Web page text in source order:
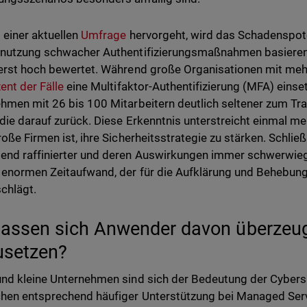
einer aktuellen Umfrage hervorgeht, wird das
schwacher Authentifizierungsmaßnahmen
hoch bewertet. Während große Organisationen mit
der Fälle eine Multifaktor-Authentifizierung (MFA)
mit 26 bis 100 Mitarbeitern deutlich seltener zum
darauf zurück. Diese Erkenntnis unterstreicht einmal
Firmen ist, ihre Sicherheitsstrategie zu stärken.
raffinierter und deren Auswirkungen immer
Zeitaufwand, der für die Aufklärung und
sich Anwender davon
kleine Unternehmen sind sich der Bedeutung der
entsprechend häufiger Unterstützung bei Managed